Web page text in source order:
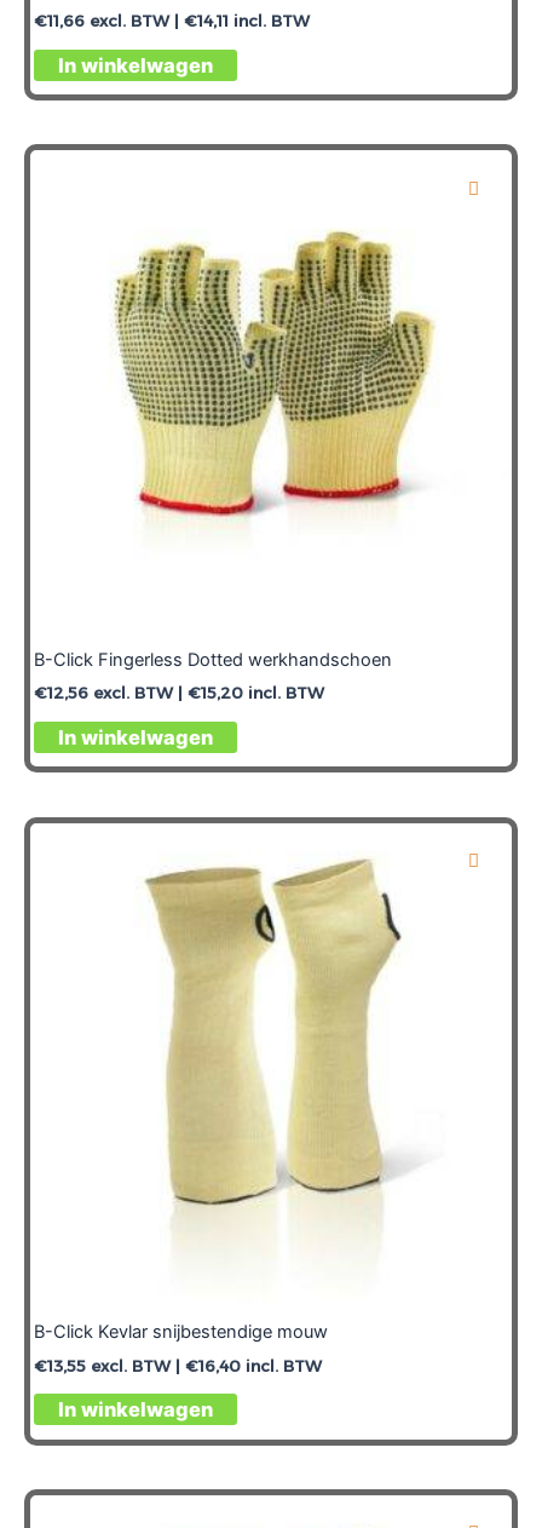
€11,66 excl. BTW | €14,11 incl. BTW
In winkelwagen
Dit
product
meerdere
kan
gekozen
worden
op
de
productpagina
B-Click Fingerless Dotted werkhandschoen
€12,56 excl. BTW | €15,20 incl. BTW
In winkelwagen
Dit
product
meerdere
Deze
optie
kan
gekozen
de
productpagina
B-Click Kevlar snijbestendige mouw
€13,55 excl. BTW | €16,40 incl. BTW
In winkelwagen
Dit
product
meerdere